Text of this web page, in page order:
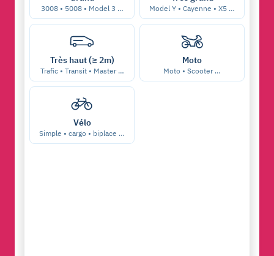
3008 • 5008 • Model 3 … Model Y • Cayenne • X5 …
Très haut (≥ 2m)
Trafic • Transit • Master …
Moto
Moto • Scooter …
Vélo
Simple • cargo • biplace …